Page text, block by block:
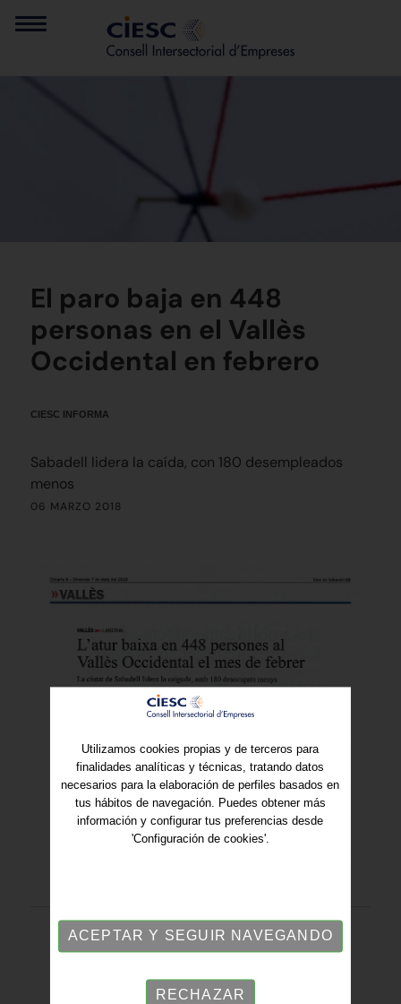
El paro baja en 448
personas en el Vallès
Occidental en febrero
CIESC INFORMA
Sabadell lidera la caída, con 180 desempleados
menos
06 MARZO 2018
Utilizamos cookies propias y de terceros para
finalidades analíticas y técnicas, tratando datos
necesarios para la elaboración de perfiles basados en
tus hábitos de navegación. Puedes obtener más
información y configurar tus preferencias desde
'Configuración de cookies'.
ACEPTAR Y SEGUIR NAVEGANDO
RECHAZAR